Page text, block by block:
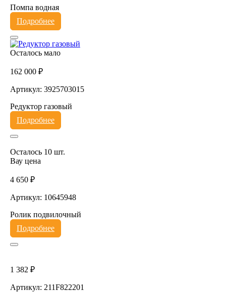
Помпа водная
Подробнее
Осталось мало
162 000 ₽
Артикул: 3925703015
Редуктор газовый
Подробнее
Осталось 10 шт.
Вау цена
4 650 ₽
Артикул: 10645948
Ролик подвилочный
Подробнее
1 382 ₽
Артикул: 211F822201